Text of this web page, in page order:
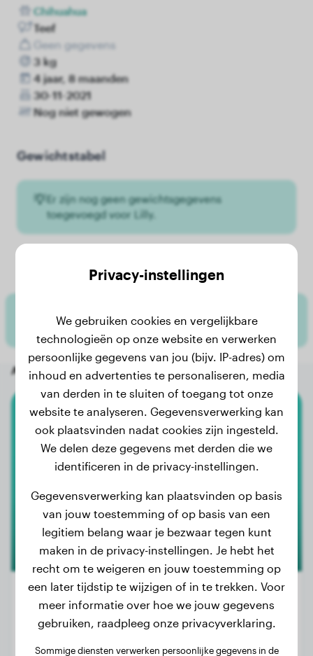
Chihuahua
Teef
Geen gegevens
3 kg
4 jaar, 8 maanden
30-11-2021
Nog niet gewogen
Gewichtstabel
Er zijn nog geen gewichtsgegevens
toegevoegd voor Lilly.
Lilly's gewichtsgeschiedenis
voor Lilly.
Andere willekeurige honden
Flat-Coated Retriever
Molly
Gewicht:
23 kg
Leeftijd:
4 jaar, 5 maanden
Privacy-instellingen
We gebruiken cookies en vergelijkbare
technologieën op onze website en verwerken
persoonlijke gegevens van jou (bijv. IP-adres) om
inhoud en advertenties te personaliseren, media
van derden in te sluiten of toegang tot onze
website te analyseren. Gegevensverwerking kan
ook plaatsvinden nadat cookies zijn ingesteld.
We delen deze gegevens met derden die we
identificeren in de privacy-instellingen.
Gegevensverwerking kan plaatsvinden op basis
van jouw toestemming of op basis van een
legitiem belang waar je bezwaar tegen kunt
maken in de privacy-instellingen. Je hebt het
recht om te weigeren en jouw toestemming op
een later tijdstip te wijzigen of in te trekken. Voor
meer informatie over hoe we jouw gegevens
gebruiken, raadpleeg onze privacyverklaring.
Sommige diensten verwerken persoonlijke gegevens in de